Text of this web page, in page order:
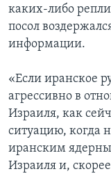
каких-либо
посол
информации.
«Если иранское
агрессивно в
Израиля, как
ситуацию, когда
иранским
Израиля и,